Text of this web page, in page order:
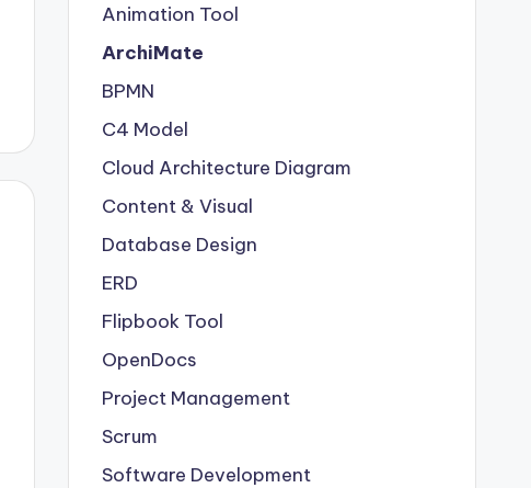
Animation Tool
ArchiMate
BPMN
C4 Model
Cloud Architecture Diagram
Content & Visual
Database Design
ERD
Flipbook Tool
OpenDocs
Project Management
Scrum
Software Development